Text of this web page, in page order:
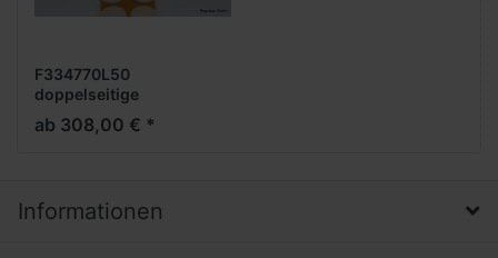
F334770L50
doppelseitige
Klebepunkte, stark/stark,
50 mm rund, 5.000 Stück
ab 308,00 € *
Informationen